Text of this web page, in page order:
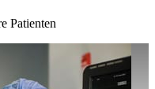
Patienten